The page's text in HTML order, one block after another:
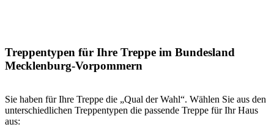
Treppentypen für Ihre Treppe im Bundesland
Mecklenburg-Vorpommern
Sie haben für Ihre Treppe die „Qual der Wahl“. Wählen Sie aus den
unterschiedlichen Treppentypen die passende Treppe für Ihr Haus
aus: